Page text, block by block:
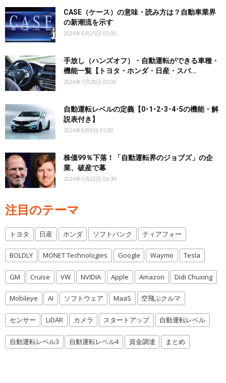
CASE（ケース）の意味・読み方は？自動車業界
の新潮流を示す
2026年6月25日 05:00
手放し（ハンズオフ）・自動運転ができる車種・
機能一覧【トヨタ・ホンダ・日産・スバ...
2026年7月28日 05:00
自動運転レベルの定義【0･1･2･3･4･5の機能・解
説表付き】
2026年6月9日 05:00
株価99％下落！「自動運転界のジョブズ」の企
業、破産で幕
2026年1月22日 06:39
注目のテーマ
トヨタ 日産 ホンダ ソフトバンク ティアフォー
BOLDLY MONET Technologies Google Waymo Tesla
GM Cruise VW NVIDIA Apple Amazon Didi Chuxing
Mobileye AI ソフトウェア MaaS 空飛ぶクルマ
センサー LiDAR カメラ スタートアップ 自動運転レベル
自動運転レベル3 自動運転レベル4 資金調達 まとめ